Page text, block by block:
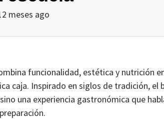
meses ago
funcionalidad, estética y nutrición
caja. Inspirado en siglos de tradición, el
una experiencia gastronómica que